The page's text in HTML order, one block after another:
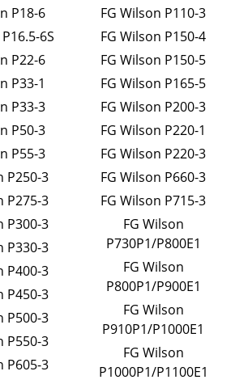
P18-6
6S
P22-6
P33-1
P33-3
P50-3
P55-3
FG Wilson P110-3
FG Wilson P150-4
FG Wilson P150-5
FG Wilson P165-5
FG Wilson P200-3
FG Wilson P220-1
FG Wilson P220-3
P250-3
P275-3
P300-3
P330-3
P400-3
P450-3
P500-3
P550-3
P605-3
FG Wilson P660-3
FG Wilson P715-3
FG Wilson
P730P1/P800E1
FG Wilson
P800P1/P900E1
FG Wilson
P910P1/P1000E1
FG Wilson
P1000P1/P1100E1